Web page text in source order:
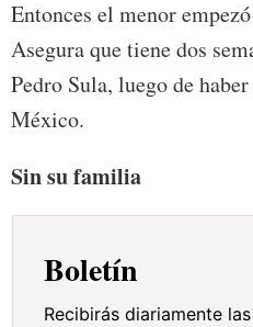
Entonces el menor
Asegura que tiene dos
Pedro Sula, luego de
México.
Sin su familia
Boletín
Recibirás diariamente